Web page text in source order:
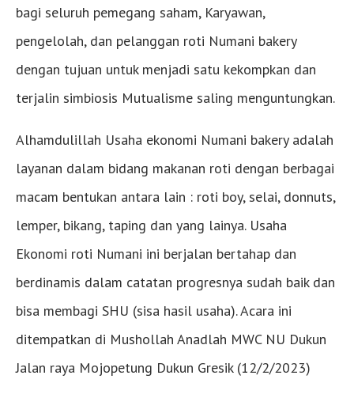
bagi seluruh pemegang saham, Karyawan,
pengelolah, dan pelanggan roti Numani bakery
dengan tujuan untuk menjadi satu kekompkan dan
terjalin simbiosis Mutualisme saling menguntungkan.
Alhamdulillah Usaha ekonomi Numani bakery adalah
layanan dalam bidang makanan roti dengan berbagai
macam bentukan antara lain : roti boy, selai, donnuts,
lemper, bikang, taping dan yang lainya. Usaha
Ekonomi roti Numani ini berjalan bertahap dan
berdinamis dalam catatan progresnya sudah baik dan
bisa membagi SHU (sisa hasil usaha). Acara ini
ditempatkan di Mushollah Anadlah MWC NU Dukun
Jalan raya Mojopetung Dukun Gresik (12/2/2023)